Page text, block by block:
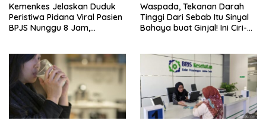
Kemenkes Jelaskan Duduk
Peristiwa Pidana Viral Pasien
BPJS Nunggu 8 Jam,
Waspada, Tekanan Darah
Tinggi Dari Sebab Itu Sinyal
Bahaya buat Ginjal! Ini Ciri-